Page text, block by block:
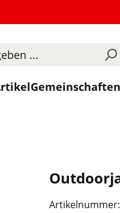
Gemeinschaften
Artikelnummer: